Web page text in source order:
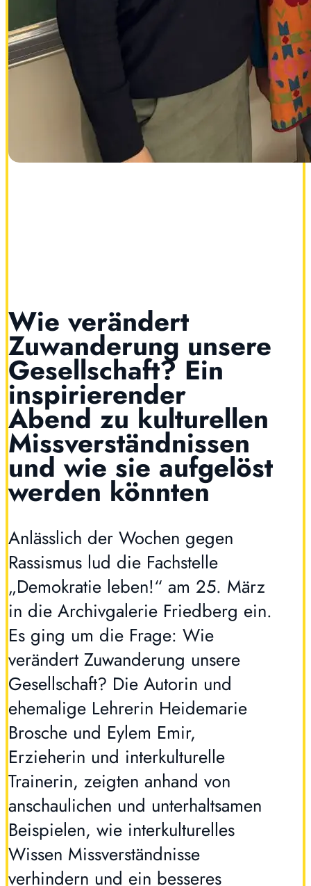
Wie verändert
Zuwanderung unsere
Gesellschaft? Ein
inspirierender
Abend zu kulturellen
Missverständnissen
und wie sie aufgelöst
werden könnten
Anlässlich der Wochen gegen
Rassismus lud die Fachstelle
„Demokratie leben!“ am 25. März
in die Archivgalerie Friedberg ein.
Es ging um die Frage: Wie
verändert Zuwanderung unsere
Gesellschaft? Die Autorin und
ehemalige Lehrerin Heidemarie
Brosche und Eylem Emir,
Erzieherin und interkulturelle
Trainerin, zeigten anhand von
anschaulichen und unterhaltsamen
Beispielen, wie interkulturelles
Wissen Missverständnisse
verhindern und ein besseres